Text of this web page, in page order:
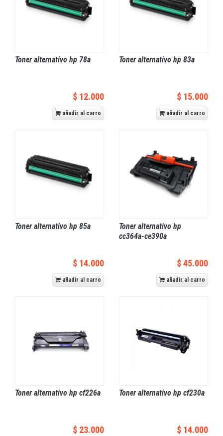
Toner alternativo hp 78a
$ 12.000
añadir al carro
Toner alternativo hp 83a
$ 15.000
añadir al carro
Toner alternativo hp 85a
$ 14.000
añadir al carro
Toner alternativo hp
cc364a-ce390a
$ 45.000
añadir al carro
Toner alternativo hp cf226a
$ 23.000
Toner alternativo hp cf230a
$ 14.000